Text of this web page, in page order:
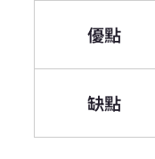
優點
缺點